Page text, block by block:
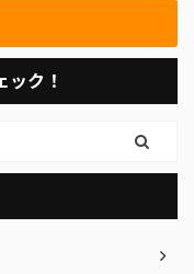
ク！